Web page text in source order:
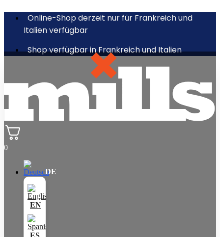
Online-Shop derzeit nur für Frankreich und
Italien verfügbar
Shop verfügbar in Frankreich und Italien
0